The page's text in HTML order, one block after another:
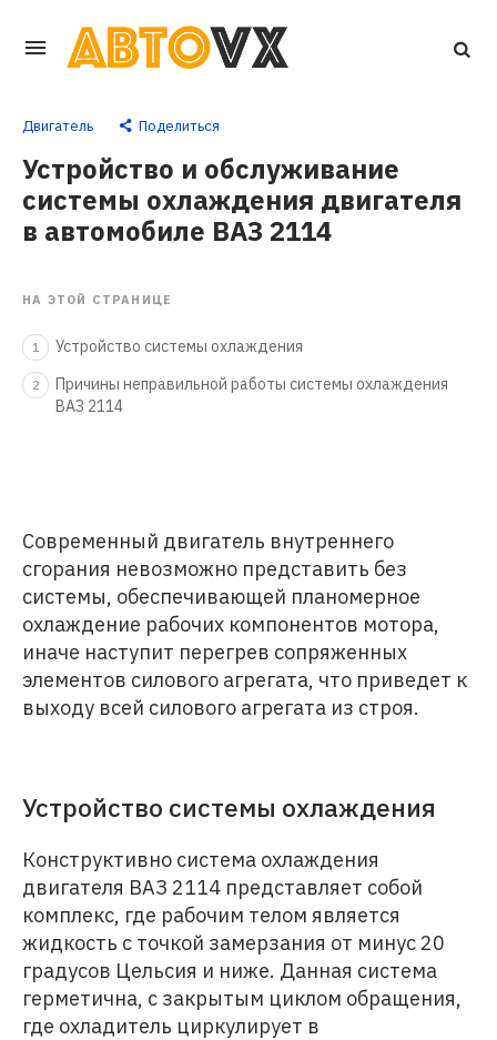
Перейти
основному
контенту
Двигатель Поделиться
Устройство и обслуживание
системы охлаждения двигателя
в автомобиле ВАЗ 2114
НА ЭТОЙ СТРАНИЦЕ
1 Устройство системы охлаждения
2
Причины неправильной работы системы охлаждения
ВАЗ 2114
Современный двигатель внутреннего
сгорания невозможно представить без
системы, обеспечивающей планомерное
охлаждение рабочих компонентов мотора,
иначе наступит перегрев сопряженных
элементов силового агрегата, что приведет к
выходу всей силового агрегата из строя.
Устройство системы охлаждения
Конструктивно система охлаждения
двигателя ВАЗ 2114 представляет собой
комплекс, где рабочим телом является
жидкость с точкой замерзания от минус 20
градусов Цельсия и ниже. Данная система
герметична, с закрытым циклом обращения,
где охладитель циркулирует в